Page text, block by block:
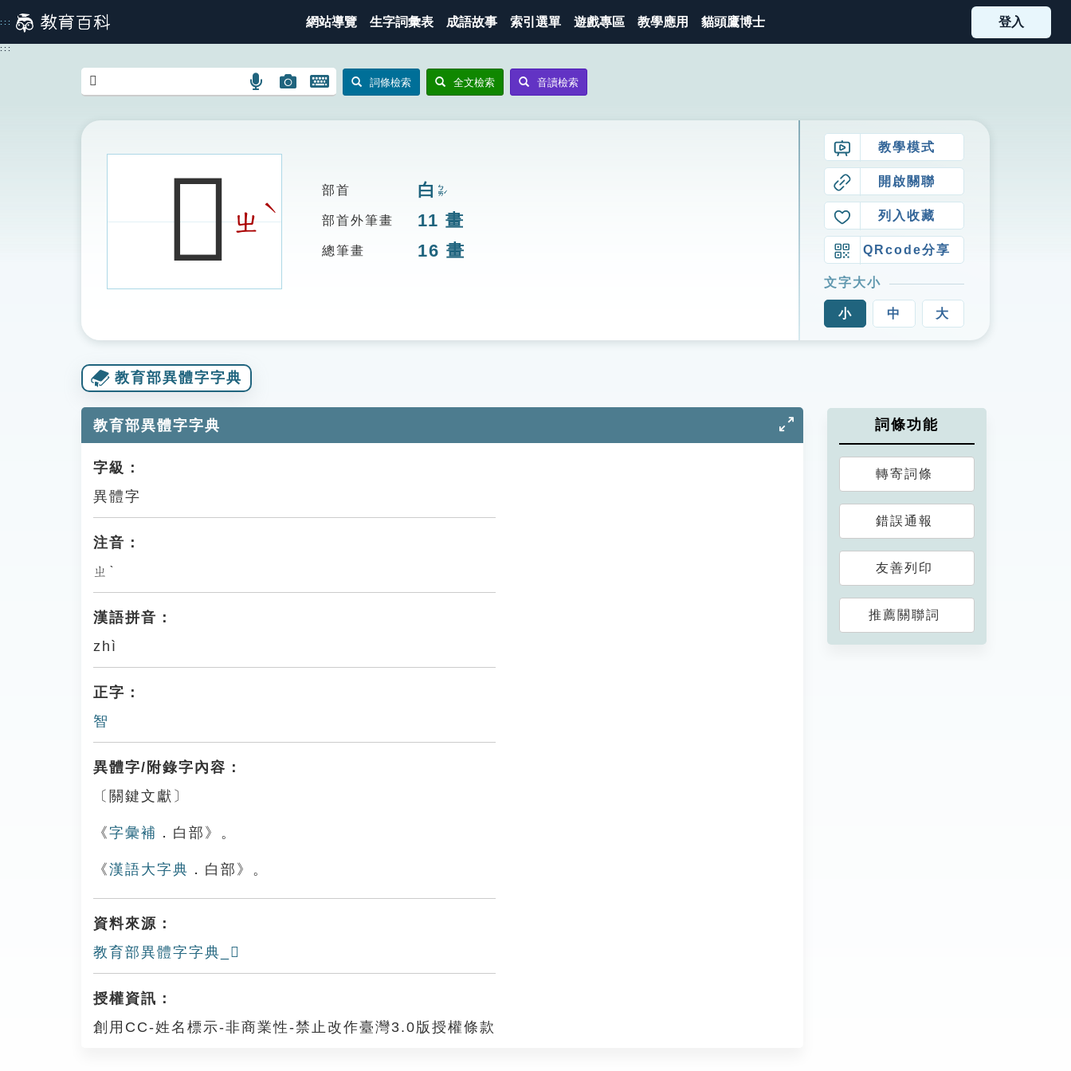
到
主
::: 網站導覽 生字詞彙表 成語故事 索引選單 遊戲專區 教學應用 貓頭鷹博士 登入
:::
語
搜
圖
圖
搜
開
鍵
詞條檢索 全文檢索 音讀檢索
𤾞ㄓ
ˋ
部首 白 ㄅㄞˊ
部首外筆畫 11 畫
總筆畫 16 畫
教學模式
開啟關聯
列入收藏
QRcode分享
文字大小
小 中 大
教育部異體字字典
教育部異體字字典
字級：
異體字
注音：
ㄓˋ
漢語拼音：
zhì
正字：
智
異體字/附錄字內容：
〔關鍵文獻〕
《字彙補 ．白部》。
《漢語大字典 ．白部》。
資料來源：
教育部異體字字典_𤾞
授權資訊：
創用CC-姓名標示-非商業性-禁止改作臺灣3.0版授權條款
詞條功能
轉寄詞條
錯誤通報
友善列印
推薦關聯詞